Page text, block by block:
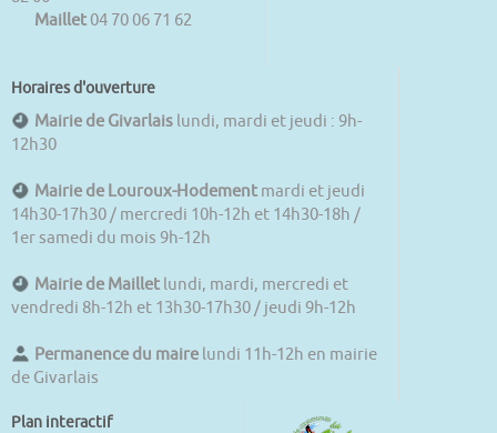
Maillet 04 70 06 71 62
Horaires d'ouverture
Mairie de Givarlais lundi, mardi et jeudi : 9h-
12h30
Mairie de Louroux-Hodement mardi et jeudi
14h30-17h30 / mercredi 10h-12h et 14h30-18h /
1er samedi du mois 9h-12h
Mairie de Maillet lundi, mardi, mercredi et
vendredi 8h-12h et 13h30-17h30 / jeudi 9h-12h
Permanence du maire lundi 11h-12h en mairie
de Givarlais
Plan interactif